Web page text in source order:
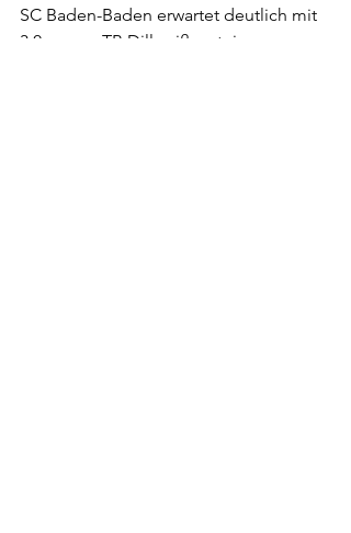
SC Baden-Baden erwartet deutlich mit
3:0 gegen TB Dillweißenstein.